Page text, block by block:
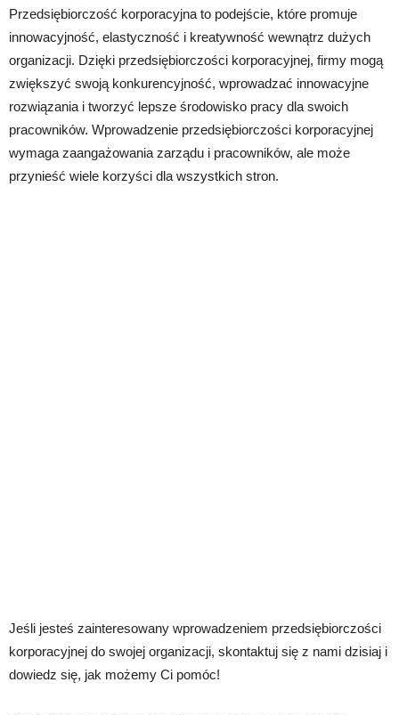
Przedsiębiorczość korporacyjna to podejście, które promuje
innowacyjność, elastyczność i kreatywność wewnątrz dużych
organizacji. Dzięki przedsiębiorczości korporacyjnej, firmy mogą
zwiększyć swoją konkurencyjność, wprowadzać innowacyjne
rozwiązania i tworzyć lepsze środowisko pracy dla swoich
pracowników. Wprowadzenie przedsiębiorczości korporacyjnej
wymaga zaangażowania zarządu i pracowników, ale może
przynieść wiele korzyści dla wszystkich stron.
Jeśli jesteś zainteresowany wprowadzeniem przedsiębiorczości
korporacyjnej do swojej organizacji, skontaktuj się z nami dzisiaj i
dowiedz się, jak możemy Ci pomóc!